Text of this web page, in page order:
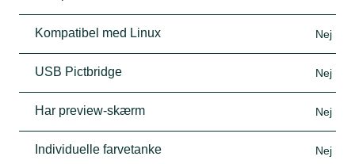
Kompatibel med Linux Nej
USB Pictbridge Nej
Har preview-skærm Nej
Individuelle farvetanke Nej